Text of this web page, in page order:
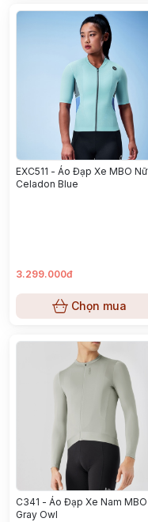
EXC511 - Áo Đạp Xe MBO Nữ
Celadon Blue
3.299.000đ
Chọn mua
C341 - Áo Đạp Xe Nam MBO
Gray Owl